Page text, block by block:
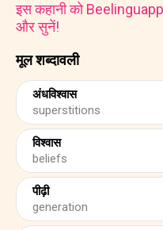
मूल शब्दावली
अंधविश्वास
superstitions
विश्वास
beliefs
पीढ़ी
generation
इस कहानी को
और सुनें!